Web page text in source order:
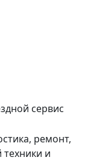
сервис
ремонт,
и